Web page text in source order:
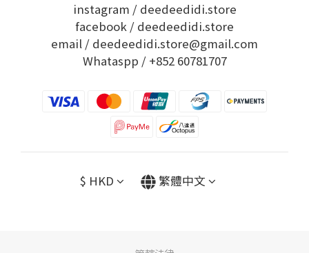
instagram / deedeedidi.store
facebook / deedeedidi.store
email / deedeedidi.store@gmail.com
Whataspp / +852 60781707
$ HKD 繁體中文